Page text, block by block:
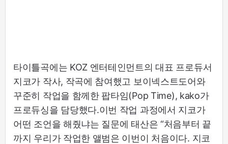
타이틀곡에는 KOZ 엔터테인먼트의 대표 프로듀서
지코가 작사, 작곡에 참여했고 보이넥스트도어와
꾸준히 작업을 함께한 팝타임(Pop Time), kako가
프로듀싱을 담당했다.이번 작업 과정에서 지코가
어떤 조언을 해줬냐는 질문에 태산은 “처음부터 끝
까지 우리가 작업한 앨범은 이번이 처음이다. 지코